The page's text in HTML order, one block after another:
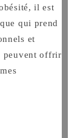
il est
qui prend
et
peuvent offrir